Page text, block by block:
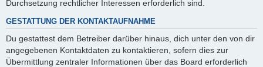
Durchsetzung rechtlicher Interessen erforderlich sind.
GESTATTUNG DER KONTAKTAUFNAHME
Du gestattest dem Betreiber darüber hinaus, dich unter den von dir
angegebenen Kontaktdaten zu kontaktieren, sofern dies zur
Übermittlung zentraler Informationen über das Board erforderlich